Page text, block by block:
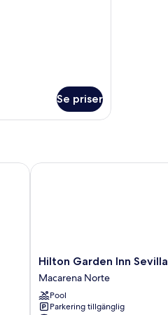
Se priser
Hilton
Garden
Inn
Sevilla
Macarena
Hilton Garden Inn Sevilla
Macarena Norte
Pool
Parkering tillgänglig
Hilton Garden Inn Sevilla